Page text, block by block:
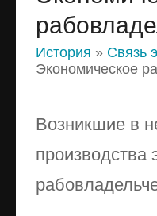
История » Связь
Экономическое
Возникшие в